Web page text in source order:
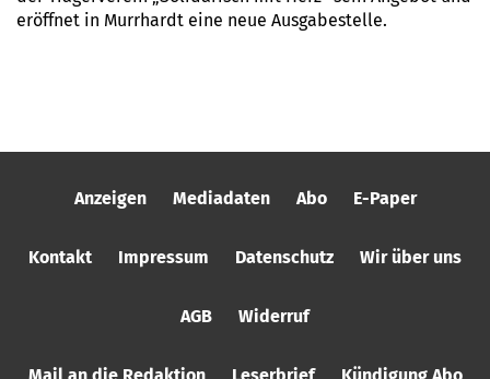
eröffnet in Murrhardt eine neue Ausgabestelle.
Anzeigen Mediadaten Abo E-Paper
Kontakt Impressum Datenschutz Wir über uns
AGB Widerruf
Mail an die Redaktion Leserbrief Kündigung Abo